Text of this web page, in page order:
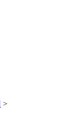
>